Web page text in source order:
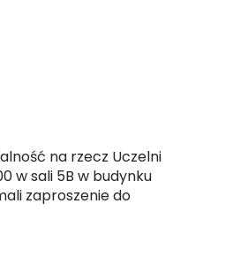
uczniów
na rzecz Uczelni
w sali 5B w budynku
zaproszenie do
wyróżnień Rektora 2025/